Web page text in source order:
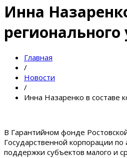
Инна
Главная
/
Новости
/
Инна Назаренко в составе
В Гарантийном фонде
Государственной корпорации
поддержки субъектов малого и